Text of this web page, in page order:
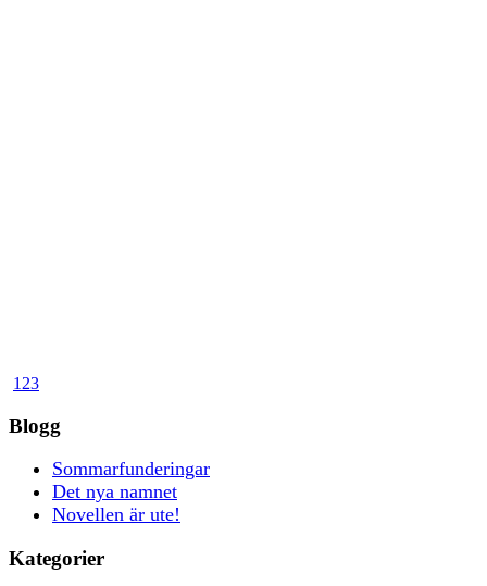
1 23
Blogg
Sommarfunderingar
Det nya namnet
Novellen är ute!
Kategorier